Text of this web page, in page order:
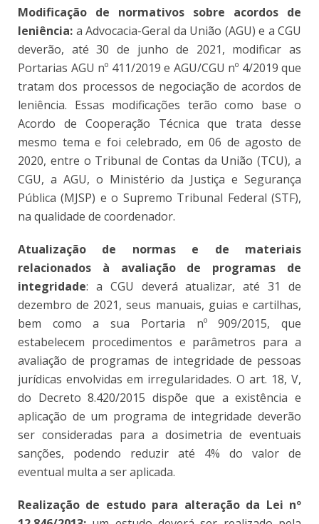
Modificação de normativos sobre acordos de
leniência: a Advocacia-Geral da União (AGU) e a CGU
deverão, até 30 de junho de 2021, modificar as
Portarias AGU nº 411/2019 e AGU/CGU nº 4/2019 que
tratam dos processos de negociação de acordos de
leniência. Essas modificações terão como base o
Acordo de Cooperação Técnica que trata desse
mesmo tema e foi celebrado, em 06 de agosto de
2020, entre o Tribunal de Contas da União (TCU), a
CGU, a AGU, o Ministério da Justiça e Segurança
Pública (MJSP) e o Supremo Tribunal Federal (STF),
na qualidade de coordenador.
Atualização de normas e de materiais
relacionados à avaliação de programas de
integridade: a CGU deverá atualizar, até 31 de
dezembro de 2021, seus manuais, guias e cartilhas,
bem como a sua Portaria nº 909/2015, que
estabelecem procedimentos e parâmetros para a
avaliação de programas de integridade de pessoas
jurídicas envolvidas em irregularidades. O art. 18, V,
do Decreto 8.420/2015 dispõe que a existência e
aplicação de um programa de integridade deverão
ser consideradas para a dosimetria de eventuais
sanções, podendo reduzir até 4% do valor de
eventual multa a ser aplicada.
Realização de estudo para alteração da Lei nº